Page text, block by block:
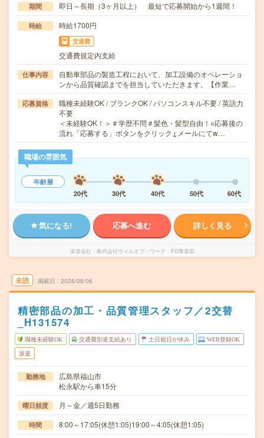
期間 即日～長期（3ヶ月以上） 最短で応募開始から1週間！
時給 時給1700円
交通費
交通費規定内支給
仕事内容
自動車部品の製造工程において、加工設備のオペレーショ
ンから品質確認までを担当していただきます。【作業…
応募資格
職種未経験OK / ブランクOK / パソコンスキル不要 / 英語力
不要
＜未経験OK！＞＃学歴不問＃髪色・髪型自由！○応募後の
流れ「応募する」ボタンをクリック↓メールにてw…
職場の雰囲気
年齢層
20代
30代 40代 50代 60代
気になる! 応募へ進む 詳しく見る
派遣会社 株式会社ウィルオブ・ワーク FO事業部
未読 掲載日 2026/08/06
精密部品の加工・品質管理スタッフ／2交替
_H131574
職種未経験OK 交通費別途支給あり 土日祝日が休み WEB登録OK
派遣
勤務地
広島県福山市
松永駅から車15分
曜日頻度 月～金／週5日勤務
時間 8:00～17:05(休憩1:05)19:00～4:05(休憩1:05)